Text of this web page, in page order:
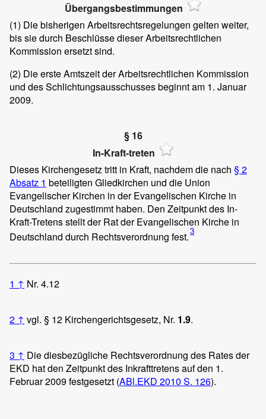
Übergangsbestimmungen
(1) Die bisherigen Arbeitsrechtsregelungen gelten weiter,
bis sie durch Beschlüsse dieser Arbeitsrechtlichen
Kommission ersetzt sind.
(2) Die erste Amtszeit der Arbeitsrechtlichen Kommission
und des Schlichtungsausschusses beginnt am 1. Januar
2009.
§ 16
In-Kraft-treten
Dieses Kirchengesetz tritt in Kraft, nachdem die nach § 2
Absatz 1 beteiligten Gliedkirchen und die Union
Evangelischer Kirchen in der Evangelischen Kirche in
Deutschland zugestimmt haben. Den Zeitpunkt des In-
Kraft-Tretens stellt der Rat der Evangelischen Kirche in
Deutschland durch Rechtsverordnung fest.3
1 ↑ Nr. 4.12
2 ↑ vgl. § 12 Kirchengerichtsgesetz, Nr. 1.9.
3 ↑ Die diesbezügliche Rechtsverordnung des Rates der
EKD hat den Zeitpunkt des Inkrafttretens auf den 1.
Februar 2009 festgesetzt (ABl.EKD 2010 S. 126).